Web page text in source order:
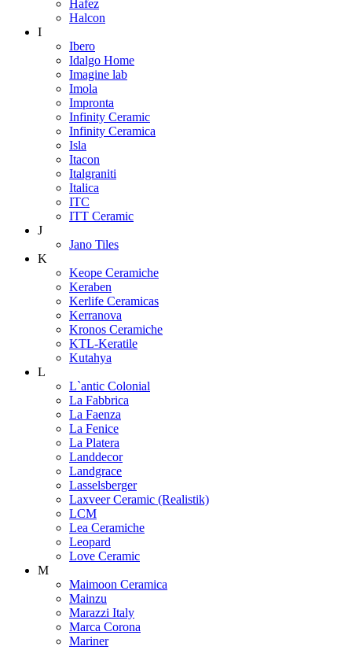
Hafez
Halcon
I
Ibero
Idalgo Home
Imagine lab
Imola
Impronta
Infinity Ceramic
Infinity Ceramica
Isla
Itacon
Italgraniti
Italica
ITC
ITT Ceramic
J
Jano Tiles
K
Keope Ceramiche
Keraben
Kerlife Ceramicas
Kerranova
Kronos Ceramiche
KTL-Keratile
Kutahya
L
L`antic Colonial
La Fabbrica
La Faenza
La Fenice
La Platera
Landdecor
Landgrace
Lasselsberger
Laxveer Ceramic (Realistik)
LCM
Lea Ceramiche
Leopard
Love Ceramic
M
Maimoon Ceramica
Mainzu
Marazzi Italy
Marca Corona
Mariner